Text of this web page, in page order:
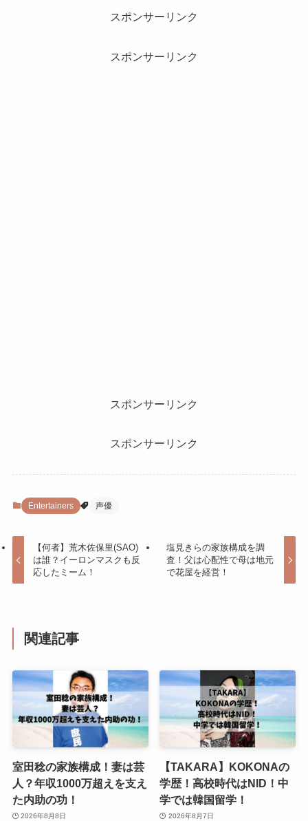
スポンサーリンク
スポンサーリンク
スポンサーリンク
スポンサーリンク
Entertainers 声優
【何者】荒木佐保里(SAO)
は誰？イーロンマスクも反
応したミーム！
塩見きらの家族構成を調
査！父は心配性で母は地元
で花屋を経営！
関連記事
室田稔の家族構成！妻は芸
人？年収1000万超えを支え
た内助の功！
2026年8月8日
【TAKARA】KOKONAの
学歴！高校時代はNID！中
学では韓国留学！
2026年8月7日